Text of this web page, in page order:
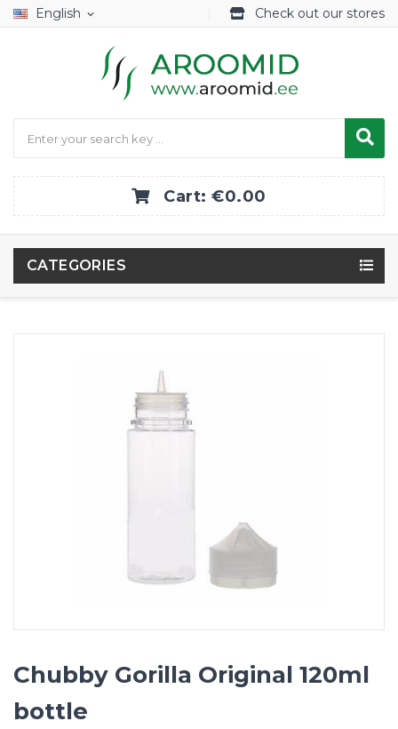
English expand_more Check out our stores
Cart:€0.00
CATEGORIES
Chubby Gorilla Original 120ml
bottle